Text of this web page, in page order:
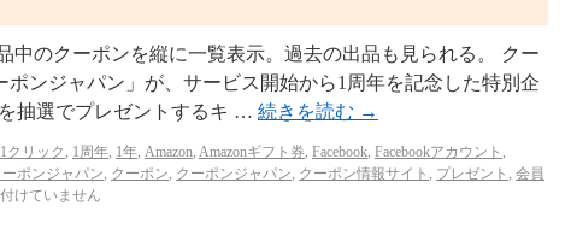
中のクーポンを縦に一覧表示。過去の出品も見られる。 クー
ポンジャパン」が、サービス開始から1周年を記念した特別企
抽選でプレゼントするキ … 続きを読む →
1クリック , 1周年, 1年, Amazon, Amazonギフト券, Facebook, Facebookアカウント ,
ポンジャパン, クーポン, クーポンジャパン, クーポン情報サイト , プレゼント , 会員
けていません